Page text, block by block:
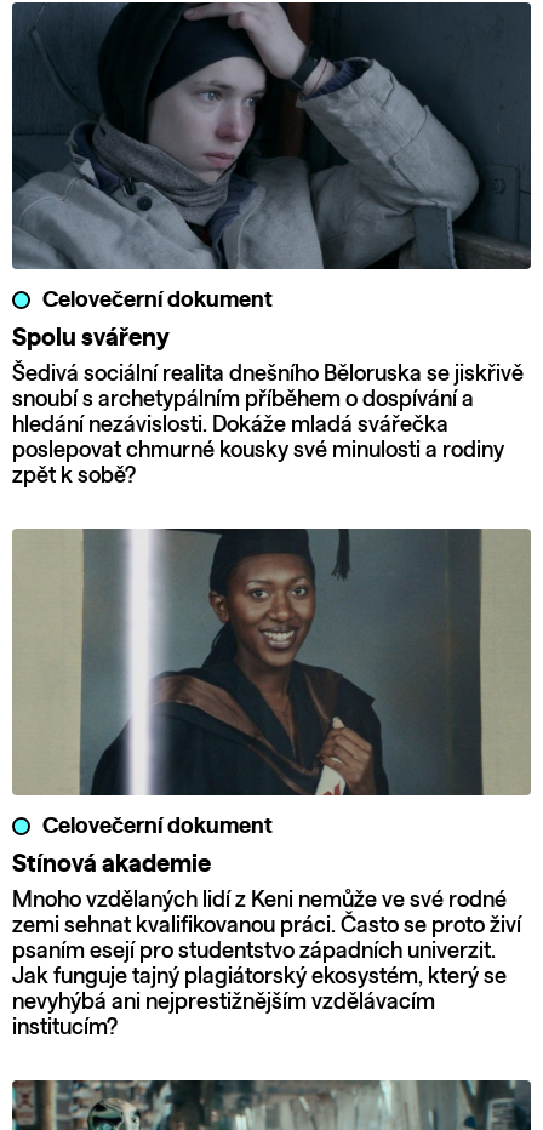
Celovečerní dokument
Spolu svářeny
Šedivá sociální realita dnešního Běloruska se jiskřivě
snoubí s archetypálním příběhem o dospívání a
hledání nezávislosti. Dokáže mladá svářečka
poslepovat chmurné kousky své minulosti a rodiny
zpět k sobě?
Celovečerní dokument
Stínová akademie
Mnoho vzdělaných lidí z Keni nemůže ve své rodné
zemi sehnat kvalifikovanou práci. Často se proto živí
psaním esejí pro studentstvo západních univerzit.
Jak funguje tajný plagiátorský ekosystém, který se
nevyhýbá ani nejprestižnějším vzdělávacím
institucím?